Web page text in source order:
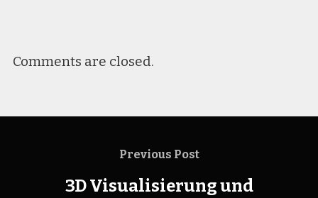
Comments are closed.
Previous Post
3D Visualisierung und